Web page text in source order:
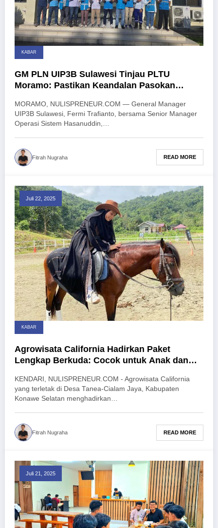
KABAR
GM PLN UIP3B Sulawesi Tinjau PLTU
Moramo: Pastikan Keandalan Pasokan
MORAMO, NULISPRENEUR.COM — General Manager
UIP3B Sulawesi, Fermi Trafianto, bersama Senior Manager
Operasi Sistem Hasanuddin,…
Fitrah Nugraha READ MORE
Juli 22, 2025
KABAR
Agrowisata California Hadirkan Paket
Lengkap Berkuda: Cocok untuk Anak dan
KENDARI, NULISPRENEUR.COM - Agrowisata California
yang terletak di Desa Tanea-Cialam Jaya, Kabupaten
Konawe Selatan menghadirkan…
Fitrah Nugraha READ MORE
Juli 21, 2025